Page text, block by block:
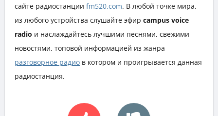
сайте радиостанции fm520.com. В любой точке мира,
из любого устройства слушайте эфир campus voice
radio и наслаждайтесь лучшими песнями, свежими
новостями, топовой информацией из жанра
разговорное радио в котором и проигрывается данная
радиостанция.